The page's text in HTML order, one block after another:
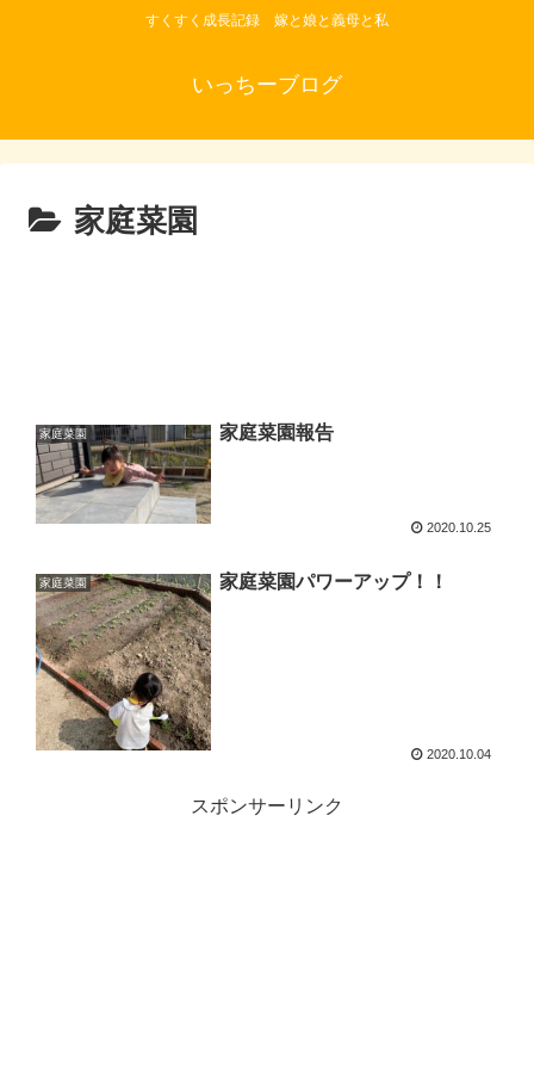
すくすく成長記録 嫁と娘と義母と私
いっちーブログ
家庭菜園
家庭菜園 家庭菜園報告
2020.10.25
家庭菜園 家庭菜園パワーアップ！！
2020.10.04
スポンサーリンク